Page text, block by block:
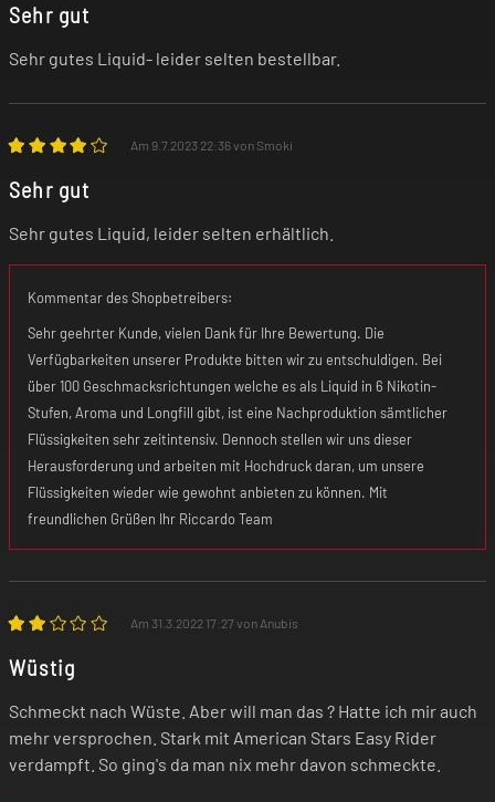
Sehr gut
Sehr gutes Liquid- leider selten bestellbar.
Am 9.7.2023 22:36 von Smoki
Sehr gut
Sehr gutes Liquid, leider selten erhältlich.
Kommentar des Shopbetreibers:
Sehr geehrter Kunde, vielen Dank für Ihre Bewertung. Die
Verfügbarkeiten unserer Produkte bitten wir zu entschuldigen. Bei
über 100 Geschmacksrichtungen welche es als Liquid in 6 Nikotin-
Stufen, Aroma und Longfill gibt, ist eine Nachproduktion sämtlicher
Flüssigkeiten sehr zeitintensiv. Dennoch stellen wir uns dieser
Herausforderung und arbeiten mit Hochdruck daran, um unsere
Flüssigkeiten wieder wie gewohnt anbieten zu können. Mit
freundlichen Grüßen Ihr Riccardo Team
Am 31.3.2022 17:27 von Anubis
Wüstig
Schmeckt nach Wüste. Aber will man das ? Hatte ich mir auch
mehr versprochen. Stark mit American Stars Easy Rider
verdampft. So ging's da man nix mehr davon schmeckte.